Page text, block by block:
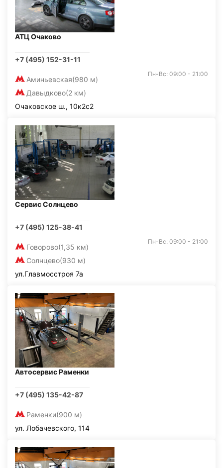
АТЦ Очаково
+7 (495) 152-31-11
Аминьевская(980 м)
Давыдково(2 км)
Пн-Вс: 09:00 - 21:00
Очаковское ш., 10к2с2
Сервис Солнцево
+7 (495) 125-38-41
Говорово(1,35 км)
Солнцево(930 м)
Пн-Вс: 09:00 - 21:00
ул.Главмосстроя 7а
Автосервис Раменки
+7 (495) 135-42-87
Раменки(900 м)
ул. Лобачевского, 114